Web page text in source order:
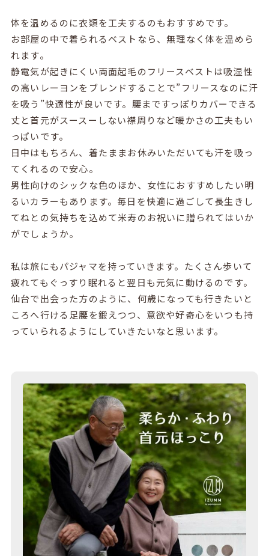
体を温めるのに衣類を工夫するのもおすすめです。
お部屋の中で着られるベストなら、無理なく体を温めら
れます。
静電気が起きにくい両面起毛のフリースベストは吸湿性
の高いレーヨンをブレンドすることで”フリースなのに汗
を吸う”快適性が良いです。腰まですっぽりカバーできる
丈と首元がスースーしない襟周りなど暖かさの工夫もい
っぱいです。
日中はもちろん、着たままお休みいただいても汗を吸っ
てくれるので安心。
男性向けのシックな色のほか、女性におすすめしたい明
るいカラーもあります。毎日を快適に過ごして長生きし
てねとの気持ちを込めて米寿のお祝いに贈られてはいか
がでしょうか。
私は旅にもパジャマを持っていきます。たくさん歩いて
疲れてもぐっすり眠れると翌日も元気に動けるのです。
仙台で出会った方のように、何歳になっても行きたいと
ころへ行ける足腰を鍛えつつ、意欲や好奇心をいつも持
っていられるようにしていきたいなと思います。